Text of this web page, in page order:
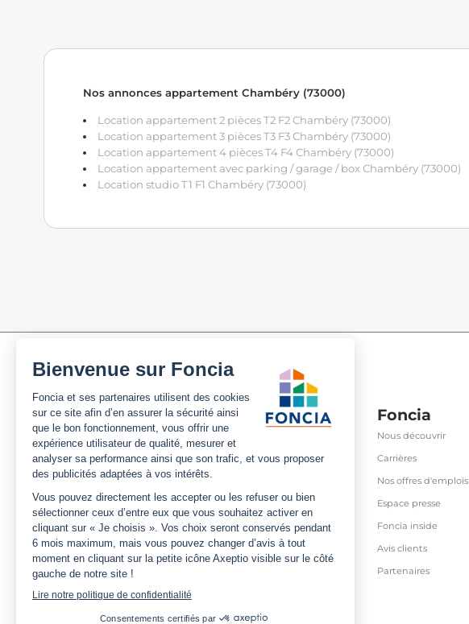
Nos annonces appartement Chambéry (73000)
Location appartement 2 pièces T2 F2 Chambéry (73000)
Location appartement 3 pièces T3 F3 Chambéry (73000)
Location appartement 4 pièces T4 F4 Chambéry (73000)
Location appartement avec parking / garage / box Chambéry (73000)
Location studio T1 F1 Chambéry (73000)
Foncia
Nous découvrir
Carrières
Nos offres d'emplois
Espace presse
Foncia inside
Avis clients
Partenaires